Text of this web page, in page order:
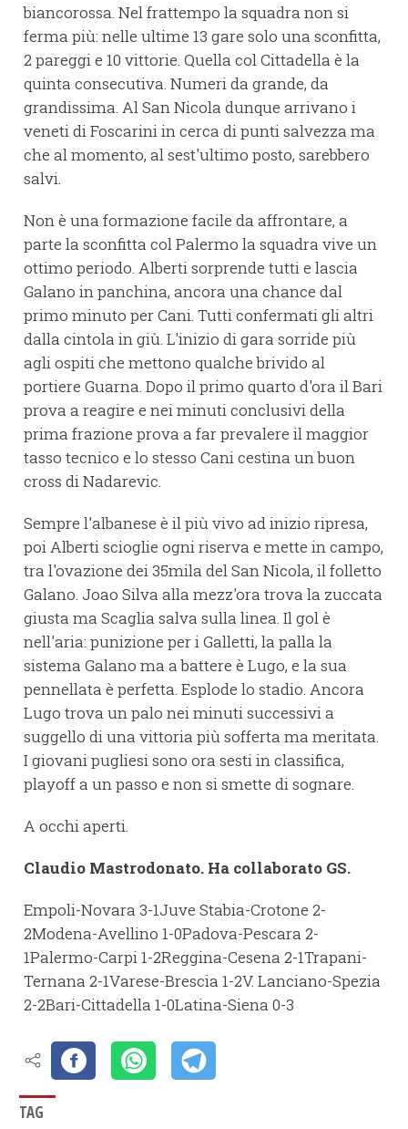
biancorossa. Nel frattempo la squadra non si
ferma più: nelle ultime 13 gare solo una sconfitta,
2 pareggi e 10 vittorie. Quella col Cittadella è la
quinta consecutiva. Numeri da grande, da
grandissima. Al San Nicola dunque arrivano i
veneti di Foscarini in cerca di punti salvezza ma
che al momento, al sest'ultimo posto, sarebbero
salvi.
Non è una formazione facile da affrontare, a
parte la sconfitta col Palermo la squadra vive un
ottimo periodo. Alberti sorprende tutti e lascia
Galano in panchina, ancora una chance dal
primo minuto per Cani. Tutti confermati gli altri
dalla cintola in giù. L'inizio di gara sorride più
agli ospiti che mettono qualche brivido al
portiere Guarna. Dopo il primo quarto d'ora il Bari
prova a reagire e nei minuti conclusivi della
prima frazione prova a far prevalere il maggior
tasso tecnico e lo stesso Cani cestina un buon
cross di Nadarevic.
Sempre l'albanese è il più vivo ad inizio ripresa,
poi Alberti scioglie ogni riserva e mette in campo,
tra l'ovazione dei 35mila del San Nicola, il folletto
Galano. Joao Silva alla mezz'ora trova la zuccata
giusta ma Scaglia salva sulla linea. Il gol è
nell'aria: punizione per i Galletti, la palla la
sistema Galano ma a battere è Lugo, e la sua
pennellata è perfetta. Esplode lo stadio. Ancora
Lugo trova un palo nei minuti successivi a
suggello di una vittoria più sofferta ma meritata.
I giovani pugliesi sono ora sesti in classifica,
playoff a un passo e non si smette di sognare.
A occhi aperti.
Claudio Mastrodonato. Ha collaborato GS.
Empoli-Novara 3-1Juve Stabia-Crotone 2-
2Modena-Avellino 1-0Padova-Pescara 2-
1Palermo-Carpi 1-2Reggina-Cesena 2-1Trapani-
Ternana 2-1Varese-Brescia 1-2V. Lanciano-Spezia
2-2Bari-Cittadella 1-0Latina-Siena 0-3
TAG